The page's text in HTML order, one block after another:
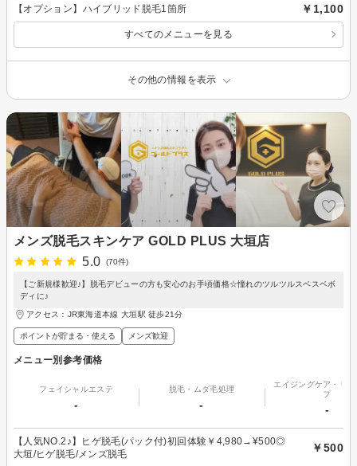
【オプション】ハイブリッド脱毛1箇所 ￥1,100
すべてのメニューを見る
その他の情報を表示
メンズ脱毛スキンケア GOLD PLUS 大垣店
5.0
(70件)
【ご新規様歓迎♪】脱毛デビューの方も安心のお手頃価格☆憧れのツルツルスベスベボ
ディに♪
アクセス：JR東海道本線 大垣駅 徒歩21分
ポイントが貯まる・使える メンズ歓迎
メニュー別参考価格
フェイシャルエステ
-
脱毛・ムダ毛処理
-
エイジングケア・リ
プ
-
【人気NO.2♪】ヒゲ脱毛(パック付)初回体験￥4,980→¥500◎
大垣/ヒゲ脱毛/メンズ脱毛
￥500